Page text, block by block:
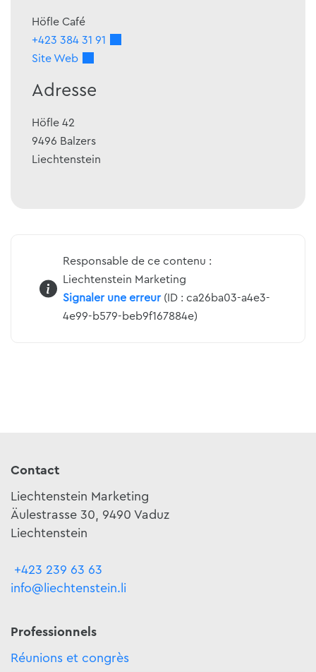
Höfle Café
+423 384 31 91
Site Web
Adresse
Höfle 42
9496 Balzers
Liechtenstein
Responsable de ce contenu :
Liechtenstein Marketing
Signaler une erreur(ID : ca26ba03-a4e3-
4e99-b579-beb9f167884e)
Contact
Liechtenstein Marketing
Äulestrasse 30, 9490 Vaduz
Liechtenstein
+423 239 63 63
info@liechtenstein.li
Professionnels
Réunions et congrès